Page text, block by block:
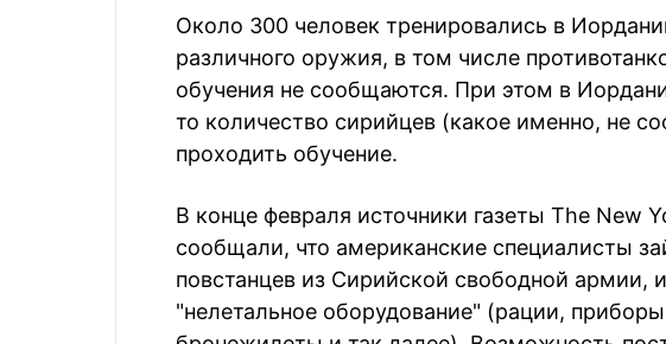
Около 300 человек тренировались в
различного оружия, в том числе
обучения не сообщаются. При этом в
то количество сирийцев (какое именно, не
проходить обучение.
В конце февраля источники газеты The New
сообщали, что американские специалисты
повстанцев из Сирийской свободной армии,
"нелетальное оборудование" (рации,